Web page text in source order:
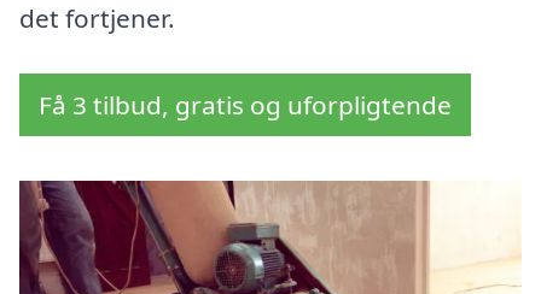
det fortjener.
Få 3 tilbud, gratis og uforpligtende